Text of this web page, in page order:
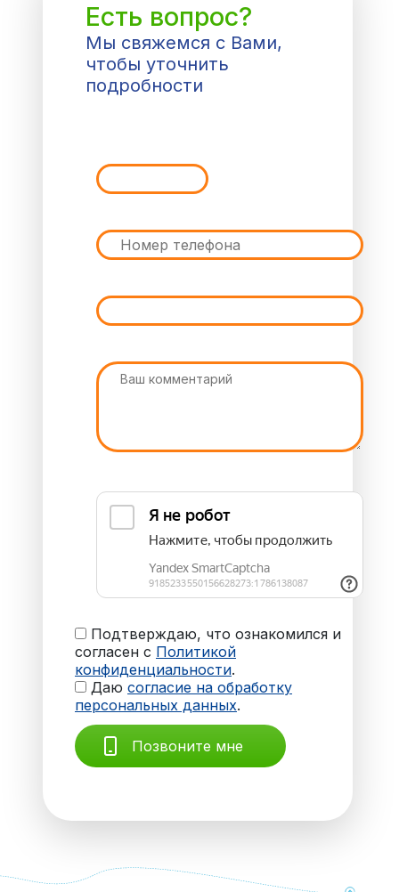
Есть вопрос?
Мы свяжемся с Вами,
чтобы уточнить
подробности
Подтверждаю, что ознакомился и
согласен с Политикой
конфиденциальности.
Даю согласие на обработку
персональных данных.
Позвоните мне